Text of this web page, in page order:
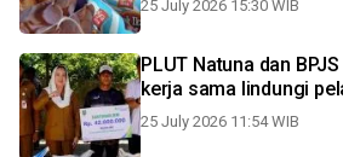
25 July 2026 15:30 WIB
PLUT Natuna dan
kerja sama lindungi
25 July 2026 11:54 WIB